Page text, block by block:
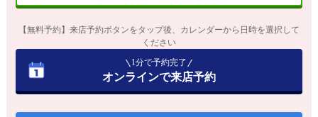
【無料予約】来店予約ボタンをタップ後、カレンダーから日時を選択して
ください
1分で予約完了
オンラインで来店予約